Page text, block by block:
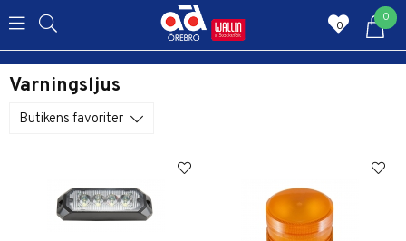
0
0
Varningsljus
Butikens favoriter